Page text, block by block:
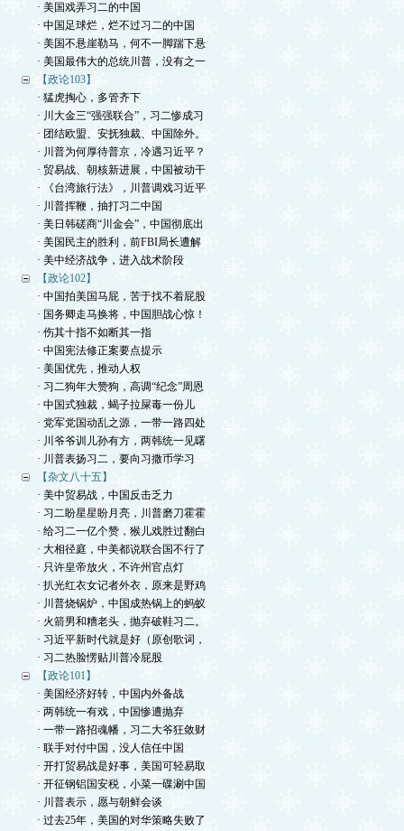
· 美国戏弄习二的中国
· 中国足球烂，烂不过习二的中国
· 美国不悬崖勒马，何不一脚踹下悬
· 美国最伟大的总统川普，没有之一
【政论103】
· 猛虎掏心，多管齐下
· 川大金三“强强联合”，习二惨成习
· 团结欧盟、安抚独裁、中国除外。
· 川普为何厚待普京，冷遇习近平？
· 贸易战、朝核新进展，中国被动干
· 《台湾旅行法》，川普调戏习近平
· 川普挥鞭，抽打习二中国
· 美日韩磋商“川金会”，中国彻底出
· 美国民主的胜利，前FBI局长遭解
· 美中经济战争，进入战术阶段
【政论102】
· 中国拍美国马屁，苦于找不着屁股
· 国务卿走马换将，中国胆战心惊！
· 伤其十指不如断其一指
· 中国宪法修正案要点提示
· 美国优先，推动人权
· 习二狗年大赞狗，高调“纪念”周恩
· 中国式独裁，蝎子拉屎毒一份儿
· 党军党国动乱之源，一带一路四处
· 川爷爷训儿孙有方，两韩统一见曙
· 川普表扬习二，要向习撒币学习
【杂文八十五】
· 美中贸易战，中国反击乏力
· 习二盼星星盼月亮，川普磨刀霍霍
· 给习二一亿个赞，猴儿戏胜过翻白
· 大相径庭，中美都说联合国不行了
· 只许皇帝放火，不许州官点灯
· 扒光红衣女记者外衣，原来是野鸡
· 川普烧锅炉，中国成热锅上的蚂蚁
· 火箭男和糟老头，抛弃破鞋习二。
· 习近平新时代就是好（原创歌词，
· 习二热脸愣贴川普冷屁股
【政论101】
· 美国经济好转，中国内外备战
· 两韩统一有戏，中国惨遭抛弃
· 一带一路招魂幡，习二大爷狂敛财
· 联手对付中国，没人信任中国
· 开打贸易战是好事，美国可轻易取
· 开征钢铝国安税，小菜一碟涮中国
· 川普表示，愿与朝鲜会谈
· 过去25年，美国的对华策略失败了